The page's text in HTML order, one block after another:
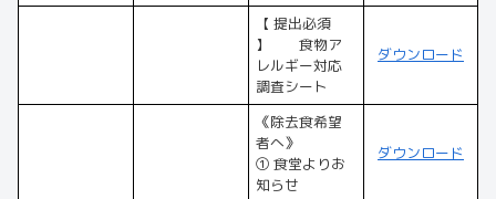
【 提出必須
】 食物ア
レルギー対応
調査シート
ダウンロード
《除去食希望
者へ》
① 食堂よりお
知らせ
ダウンロード